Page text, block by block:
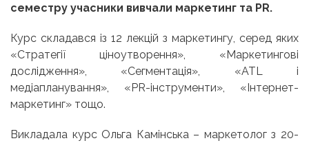
семестру учасники вивчали маркетинг та PR.
Курс складався із 12 лекцій з маркетингу, серед яких
«Стратегії ціноутворення», «Маркетингові
дослідження», «Сегментація», «ATL і
медіапланування», «PR-інструменти», «Інтернет-
маркетинг» тощо.
Викладала курс Ольга Камінська – маркетолог з 20-